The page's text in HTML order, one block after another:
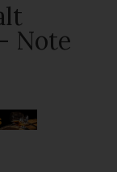
Note